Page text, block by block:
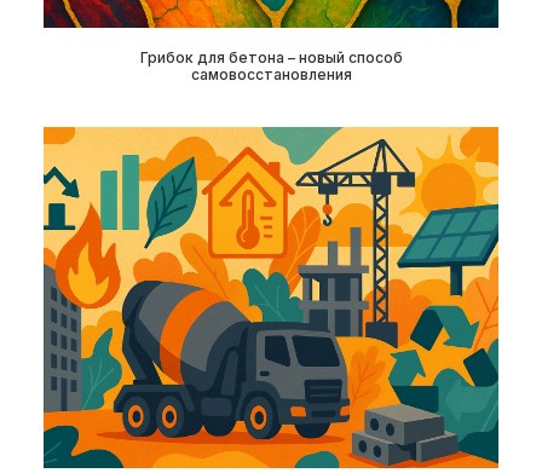
Грибок для бетона – новый способ
самовосстановления